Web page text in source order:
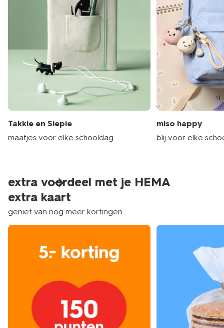
Takkie en Siepie
maatjes voor elke schooldag
miso happy
blij voor elke
extra voordeel met je HEMA
extra kaart
geniet van nog meer kortingen